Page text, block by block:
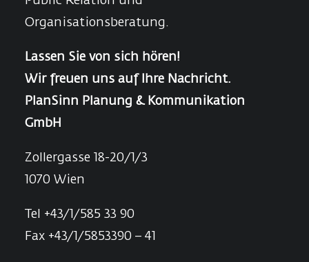
Organisationsberatung.
Lassen Sie von sich hören!
Wir freuen uns auf Ihre Nachricht.
PlanSinn Planung & Kommunikation
GmbH
Zollergasse 18-20/1/3
1070 Wien
Tel +43/1/585 33 90
Fax +43/1/5853390 – 41